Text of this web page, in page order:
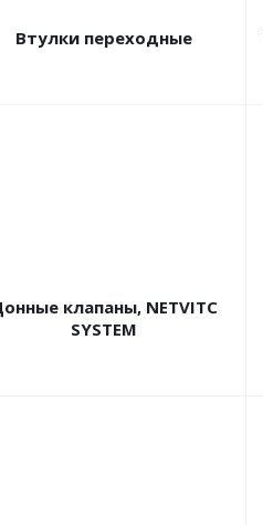
Втулки переходные
клапаны, NETVITC
SYSTEM